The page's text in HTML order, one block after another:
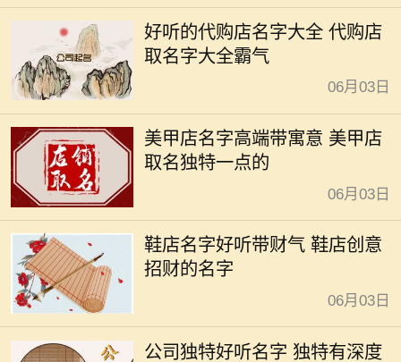
好听的代购店名字大全 代购店
取名字大全霸气
06月03日
美甲店名字高端带寓意 美甲店
取名独特一点的
06月03日
鞋店名字好听带财气 鞋店创意
招财的名字
06月03日
公司独特好听名字 独特有深度